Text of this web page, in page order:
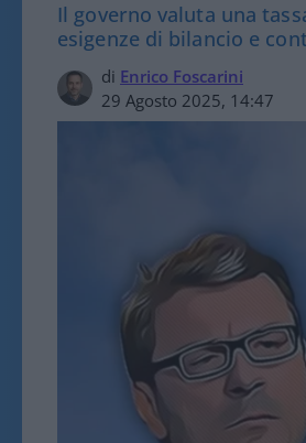
Il governo valuta una
esigenze di bilancio e
di Enrico Foscarini
29 Agosto 2025, 14:47